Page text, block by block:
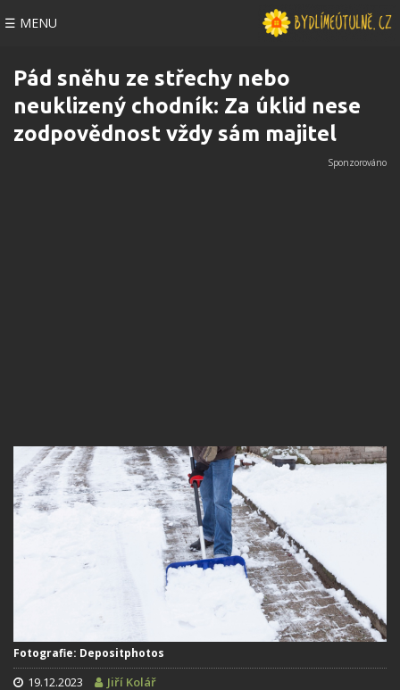
☰ MENU
Pád sněhu ze střechy nebo
neuklizený chodník: Za úklid nese
zodpovědnost vždy sám majitel
Fotografie: Depositphotos
19.12.2023 Jiří Kolář